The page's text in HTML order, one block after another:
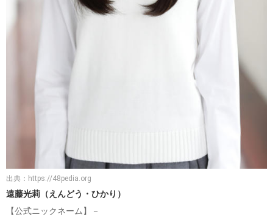
出典： https://48pedia.org
遠藤光莉（えんどう・ひかり）
【公式ニックネーム】－